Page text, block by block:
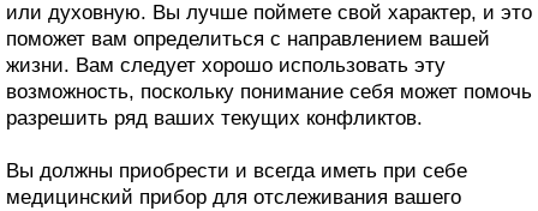
или духовную. Вы лучше поймете свой характер, и это
поможет вам определиться с направлением вашей
жизни. Вам следует хорошо использовать эту
возможность, поскольку понимание себя может помочь
разрешить ряд ваших текущих конфликтов.
Вы должны приобрести и всегда иметь при себе
медицинский прибор для отслеживания вашего